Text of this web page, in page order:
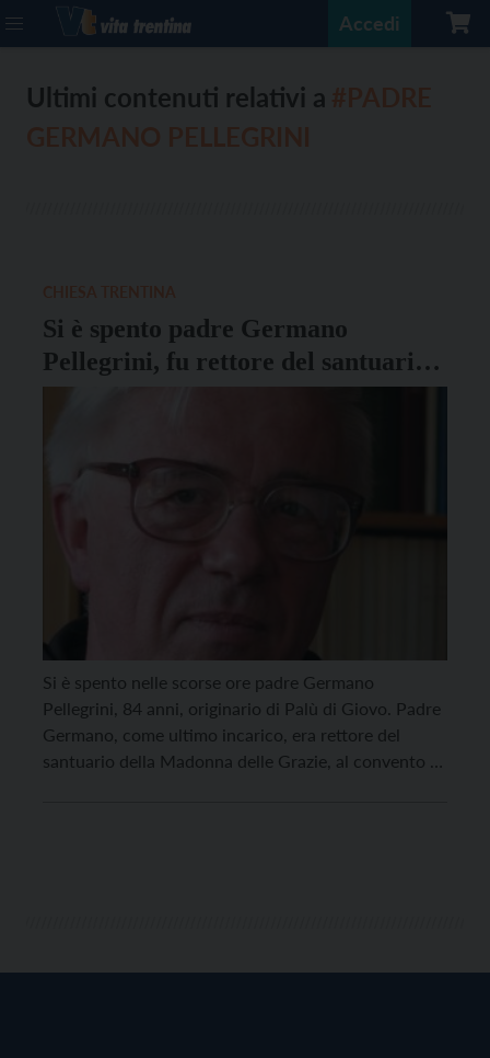
Accedi
Ultimi contenuti relativi a
Si è spento padre Germano
Pellegrini, fu rettore del santuario
della Madonna delle Grazie
Si è spento nelle scorse ore padre Germano
Pellegrini, 84 anni, originario di Palù di Giovo. Padre
Germano, come ultimo incarico, era rettore del
santuario della Madonna delle Grazie, al convento di